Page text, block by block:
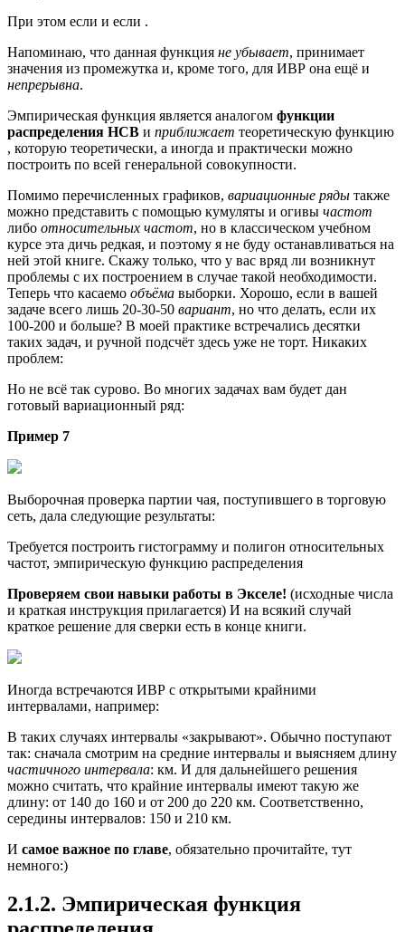
При этом если и если .
Напоминаю, что данная функция не убывает, принимает
значения из промежутка и, кроме того, для ИВР она ещё и
непрерывна.
Эмпирическая функция является аналогом функции
распределения НСВ и приближает теоретическую функцию
, которую теоретически, а иногда и практически можно
построить по всей генеральной совокупности.
Помимо перечисленных графиков, вариационные ряды также
можно представить с помощью кумуляты и огивы частот
либо относительных частот, но в классическом учебном
курсе эта дичь редкая, и поэтому я не буду останавливаться на
ней этой книге. Скажу только, что у вас вряд ли возникнут
проблемы с их построением в случае такой необходимости.
Теперь что касаемо объёма выборки. Хорошо, если в вашей
задаче всего лишь 20-30-50 вариант, но что делать, если их
100-200 и больше? В моей практике встречались десятки
таких задач, и ручной подсчёт здесь уже не торт. Никаких
проблем:
Но не всё так сурово. Во многих задачах вам будет дан
готовый вариационный ряд:
Пример 7
Выборочная проверка партии чая, поступившего в торговую
сеть, дала следующие результаты:
Требуется построить гистограмму и полигон относительных
частот, эмпирическую функцию распределения
Проверяем свои навыки работы в Экселе! (исходные числа
и краткая инструкция прилагается) И на всякий случай
краткое решение для сверки есть в конце книги.
Иногда встречаются ИВР с открытыми крайними
интервалами, например:
В таких случаях интервалы «закрывают». Обычно поступают
так: сначала смотрим на средние интервалы и выясняем длину
частичного интервала: км. И для дальнейшего решения
можно считать, что крайние интервалы имеют такую же
длину: от 140 до 160 и от 200 до 220 км. Соответственно,
середины интервалов: 150 и 210 км.
И самое важное по главе, обязательно прочитайте, тут
немного:)
2.1.2. Эмпирическая функция